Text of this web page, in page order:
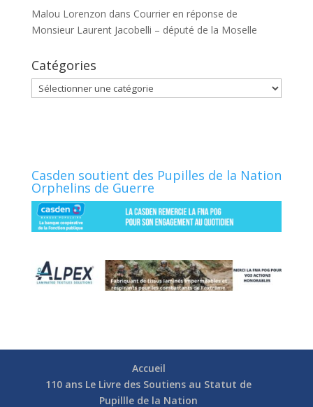
Malou Lorenzon dans Courrier en réponse de
Monsieur Laurent Jacobelli – député de la Moselle
Catégories
Catégories
Casden soutient des Pupilles de la Nation
Orphelins de Guerre
Accueil
110 ans Le Livre des Soutiens au Statut de
Pupillle de la Nation